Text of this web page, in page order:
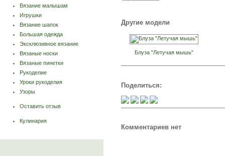
Вязание малышам
Игрушки
Вязание шапок
Большая одежда
Эксклюзивное вязание
Вязаные носки
Вязаные пинетки
Рукоделие
Уроки рукоделия
Узоры
Оставить отзыв
Кулинария
Другие модели
Блуза "Летучая мышь"
Поделиться:
Комментариев нет